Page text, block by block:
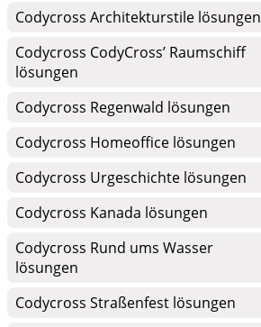
Codycross Architekturstile lösungen
Codycross CodyCross’ Raumschiff
lösungen
Codycross Regenwald lösungen
Codycross Homeoffice lösungen
Codycross Urgeschichte lösungen
Codycross Kanada lösungen
Codycross Rund ums Wasser
lösungen
Codycross Straßenfest lösungen